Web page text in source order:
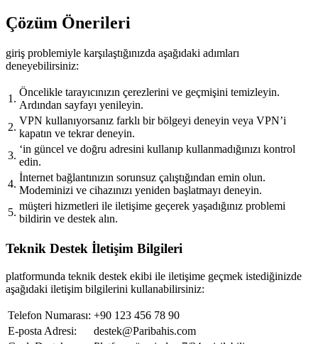
Çözüm Önerileri
giriş problemiyle karşılaştığınızda aşağıdaki adımları
deneyebilirsiniz:
1.
Öncelikle tarayıcınızın çerezlerini ve geçmişini temizleyin.
Ardından sayfayı yenileyin.
2.
VPN kullanıyorsanız farklı bir bölgeyi deneyin veya VPN’i
kapatın ve tekrar deneyin.
3.
‘in güncel ve doğru adresini kullanıp kullanmadığınızı kontrol
edin.
4.
İnternet bağlantınızın sorunsuz çalıştığından emin olun.
Modeminizi ve cihazınızı yeniden başlatmayı deneyin.
5.
müşteri hizmetleri ile iletişime geçerek yaşadığınız problemi
bildirin ve destek alın.
Teknik Destek İletişim Bilgileri
platformunda teknik destek ekibi ile iletişime geçmek istediğinizde
aşağıdaki iletişim bilgilerini kullanabilirsiniz:
Telefon Numarası: +90 123 456 78 90
E-posta Adresi:
destek@Paribahis.com